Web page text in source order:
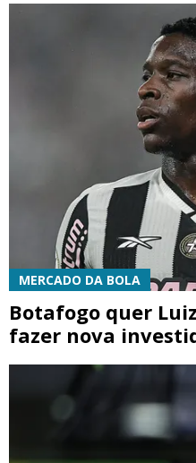
MERCADO DA BOLA
Botafogo quer
fazer nova